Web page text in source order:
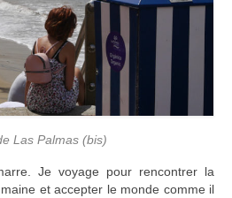
Las Palmas (bis)
Je voyage pour rencontrer la
et accepter le monde comme il